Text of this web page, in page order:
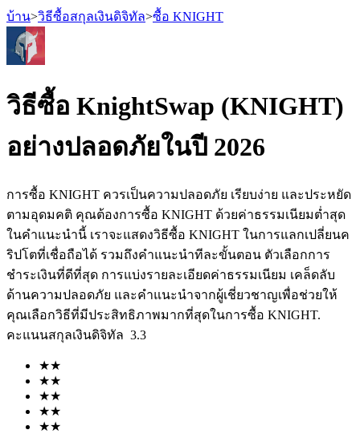
ฟิวเจอร์ส USDT
ฟิวเจอร์สที่ใช้ USDT เป็นหลักประกัน
บ้าน>วิธีซื้อสกุลเงินดิจิทัล>ซื้อ KNIGHT
วิธีซื้อ KnightSwap (KNIGHT)
อย่างปลอดภัยในปี 2026
การซื้อ KNIGHT ควรเป็นความปลอดภัย เรียบง่าย และประหยัด
ตามอุดมคติ คุณต้องการซื้อ KNIGHT ด้วยค่าธรรมเนียมต่ำสุด
ในคำแนะนำนี้ เราจะแสดงวิธีซื้อ KNIGHT ในการแลกเปลี่ยนค
ริปโตที่เชื่อถือได้ รวมถึงคำแนะนำทีละขั้นตอน ตัวเลือกการ
ชำระเงินที่ดีที่สุด การแบ่งรายละเอียดค่าธรรมเนียม เคล็ดลับ
ด้านความปลอดภัย และคำแนะนำจากผู้เชี่ยวชาญเพื่อช่วยให้
คุณเลือกวิธีที่มีประสิทธิภาพมากที่สุดในการซื้อ KNIGHT.
คะแนนสกุลเงินดิจิทัล 3.3
★★
★★
★★
★★
★★